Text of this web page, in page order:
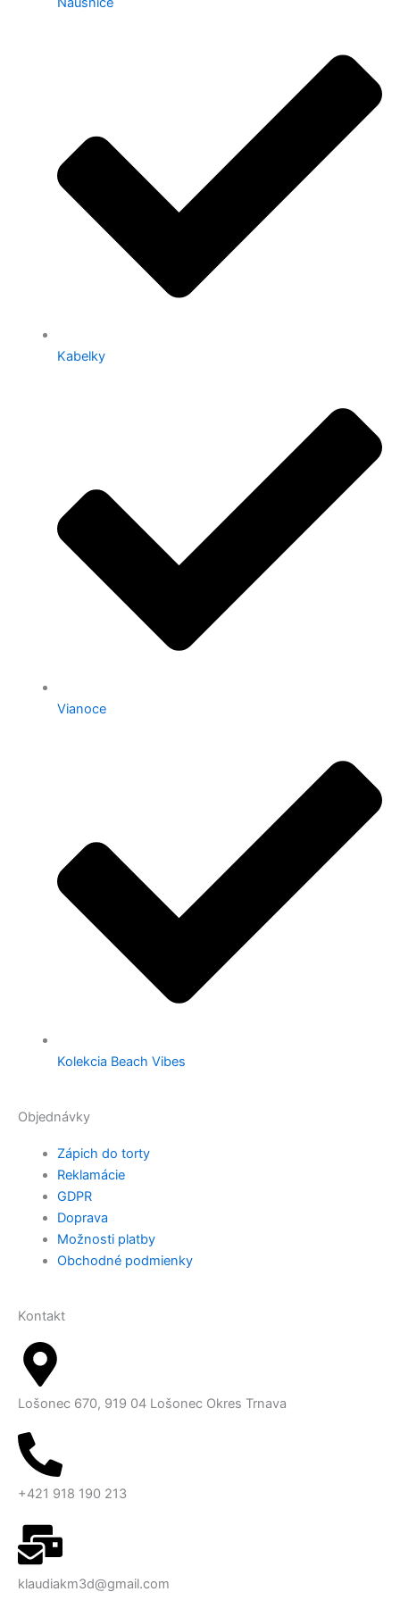
Kabelky
Vianoce
Kolekcia Beach Vibes
Objednávky
Zápich do torty
Reklamácie
GDPR
Doprava
Možnosti platby
Obchodné podmienky
Kontakt
Lošonec 670, 919 04 Lošonec Okres Trnava
+421 918 190 213
klaudiakm3d@gmail.com